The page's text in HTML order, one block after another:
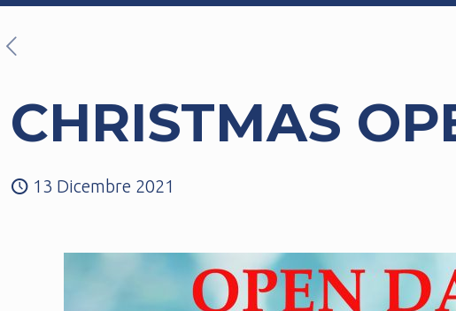
CHRISTMAS
13 Dicembre 2021